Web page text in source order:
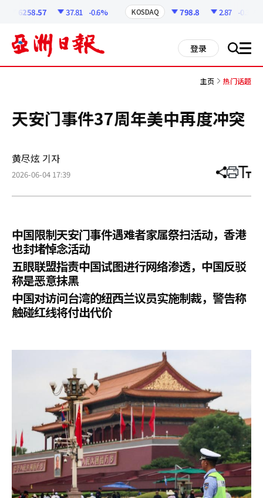
6258.57 37.81 -0.6% KOSDAQ 798.8 2.87 -0.36%
登录 搜 all
主页 热门话题
天安门事件37周年美中再度冲突
黄尽炫 기자
2026-06-04 17:39 分
章
打 调
小
中国限制天安门事件遇难者家属祭扫活动，香港
也封堵悼念活动
五眼联盟指责中国试图进行网络渗透，中国反驳
称是恶意抹黑
中国对访问台湾的纽西兰议员实施制裁，警告称
触碰红线将付出代价